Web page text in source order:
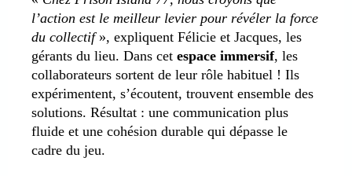
l’action est le meilleur levier pour révéler la force
du collectif », expliquent Félicie et Jacques, les
gérants du lieu. Dans cet espace immersif, les
collaborateurs sortent de leur rôle habituel ! Ils
expérimentent, s’écoutent, trouvent ensemble des
solutions. Résultat : une communication plus
fluide et une cohésion durable qui dépasse le
cadre du jeu.